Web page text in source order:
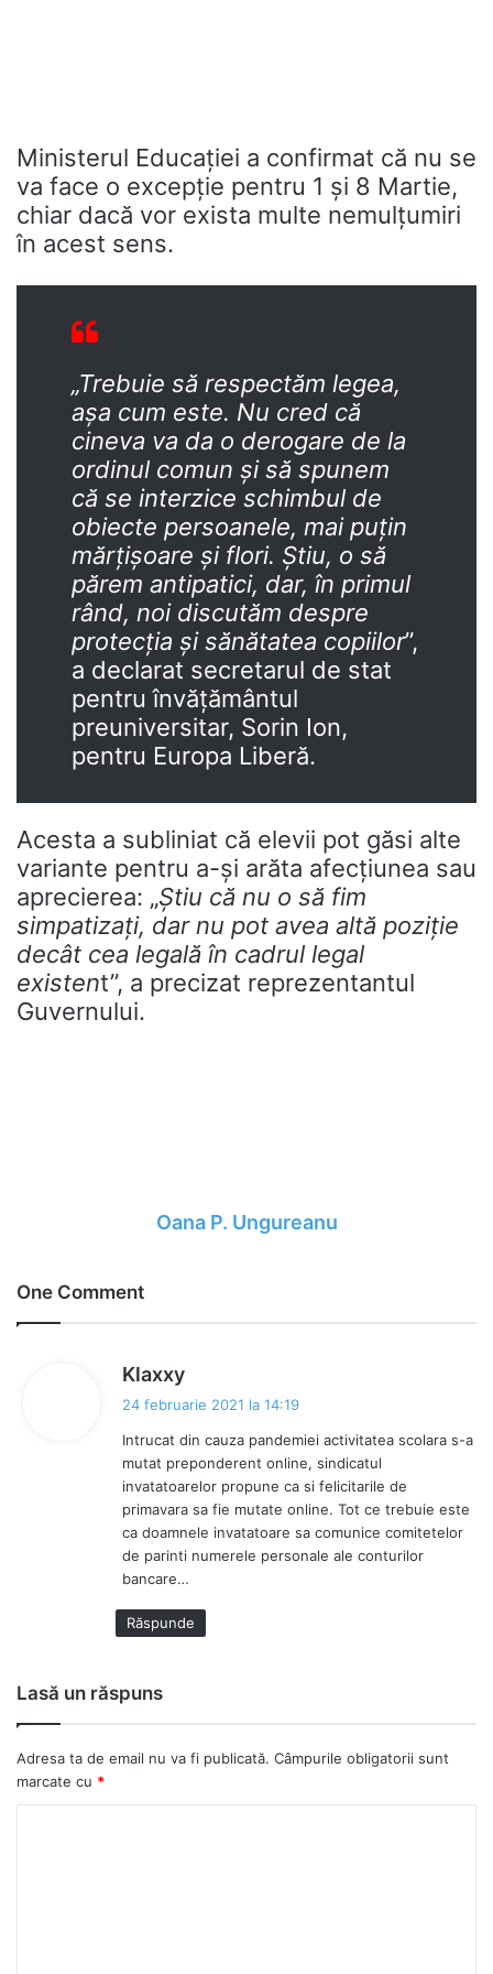
Ministerul Educației a confirmat că nu se
va face o excepție pentru 1 și 8 Martie,
chiar dacă vor exista multe nemulțumiri
în acest sens.
„Trebuie să respectăm legea,
așa cum este. Nu cred că
cineva va da o derogare de la
ordinul comun și să spunem
că se interzice schimbul de
obiecte persoanele, mai puțin
mărțișoare și flori. Știu, o să
părem antipatici, dar, în primul
rând, noi discutăm despre
protecția și sănătatea copiilor”,
a declarat secretarul de stat
pentru învățământul
preuniversitar, Sorin Ion,
pentru Europa Liberă.
Acesta a subliniat că elevii pot găsi alte
variante pentru a-și arăta afecțiunea sau
aprecierea: „Știu că nu o să fim
simpatizați, dar nu pot avea altă poziție
decât cea legală în cadrul legal
existent”, a precizat reprezentantul
Guvernului.
Oana P. Ungureanu
One Comment
Klaxxy
n
e
:
24 februarie 2021 la 14:19
Intrucat din cauza pandemiei activitatea scolara s-a
mutat preponderent online, sindicatul
invatatoarelor propune ca si felicitarile de
primavara sa fie mutate online. Tot ce trebuie este
ca doamnele invatatoare sa comunice comitetelor
de parinti numerele personale ale conturilor
bancare…
Răspunde
Lasă un răspuns
Adresa ta de email nu va fi publicată. Câmpurile obligatorii sunt
marcate cu *